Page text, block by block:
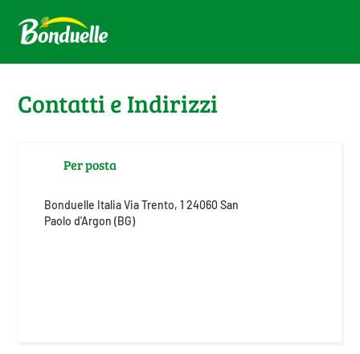
Contatti e Indirizzi
Per posta
Bonduelle Italia Via Trento, 1 24060 San
Paolo d'Argon (BG)